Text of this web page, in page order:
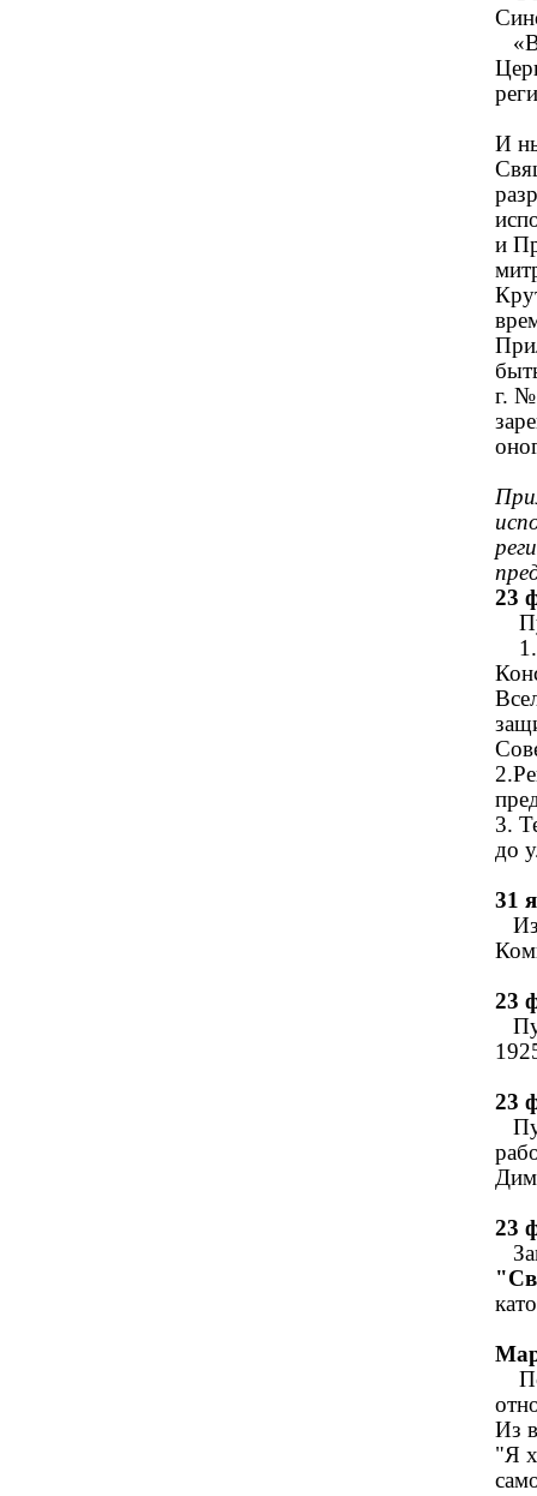
«В
И
и
г. №
23
3.
31
23
23
23
Из
"Я